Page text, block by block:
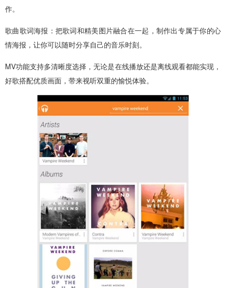
作。
歌曲歌词海报：把歌词和精美图片融合在一起，制作出专属于你的心
情海报，让你可以随时分享自己的音乐时刻。
MV功能支持多清晰度选择，无论是在线播放还是离线观看都能实现，
好歌搭配优质画面，带来视听双重的愉悦体验。